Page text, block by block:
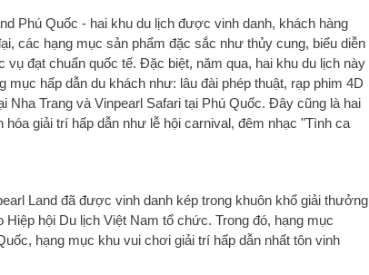
Phú Quốc - hai khu du lịch được vinh danh, khách hàng
các hạng mục sản phẩm đặc sắc như thủy cung, biểu diễn
đạt chuẩn quốc tế. Đặc biệt, năm qua, hai khu du lịch này
mục hấp dẫn du khách như: lâu đài phép thuật, rạp phim 4D
Nha Trang và Vinpearl Safari tại Phú Quốc. Đây cũng là hai
giải trí hấp dẫn như lễ hội carnival, đêm nhạc "Tình ca
Land đã được vinh danh kép trong khuôn khổ giải thưởng
Hiệp hội Du lịch Việt Nam tổ chức. Trong đó, hạng mục
hạng mục khu vui chơi giải trí hấp dẫn nhất tôn vinh